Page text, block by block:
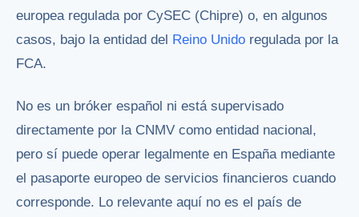
europea regulada por CySEC (Chipre) o, en algunos
casos, bajo la entidad del Reino Unido regulada por la
FCA.
No es un bróker español ni está supervisado
directamente por la CNMV como entidad nacional,
pero sí puede operar legalmente en España mediante
el pasaporte europeo de servicios financieros cuando
corresponde. Lo relevante aquí no es el país de